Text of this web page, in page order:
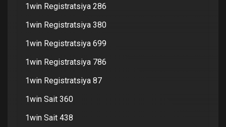
1win Registratsiya 286
1win Registratsiya 380
1win Registratsiya 699
1win Registratsiya 786
1win Registratsiya 87
1win Sait 360
1win Sait 438